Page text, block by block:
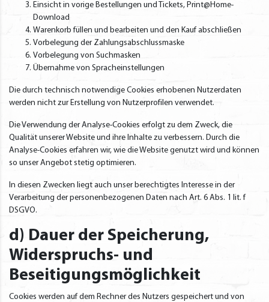
Einsicht in vorige Bestellungen und Tickets, Print@Home-
Download
Warenkorb füllen und bearbeiten und den Kauf abschließen
Vorbelegung der Zahlungsabschlussmaske
Vorbelegung von Suchmasken
Übernahme von Spracheinstellungen
Die durch technisch notwendige Cookies erhobenen Nutzerdaten
werden nicht zur Erstellung von Nutzerprofilen verwendet.
Die Verwendung der Analyse-Cookies erfolgt zu dem Zweck, die
Qualität unserer Website und ihre Inhalte zu verbessern. Durch die
Analyse-Cookies erfahren wir, wie die Website genutzt wird und können
so unser Angebot stetig optimieren.
In diesen Zwecken liegt auch unser berechtigtes Interesse in der
Verarbeitung der personenbezogenen Daten nach Art. 6 Abs. 1 lit. f
DSGVO.
d) Dauer der Speicherung,
Widerspruchs- und
Beseitigungsmöglichkeit
Cookies werden auf dem Rechner des Nutzers gespeichert und von